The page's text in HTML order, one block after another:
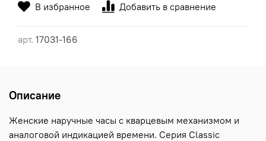
В избранное Добавить в сравнение
арт. 17031-166
Описание
Женские наручные часы с кварцевым механизмом и
аналоговой индикацией времени. Серия Classic